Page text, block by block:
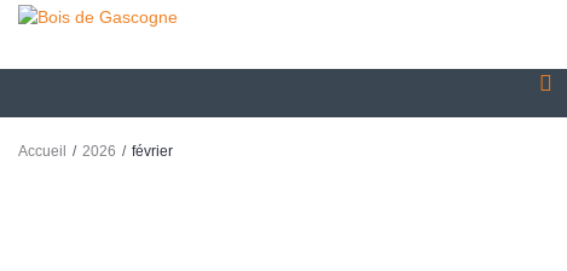
Accueil / 2026 / février